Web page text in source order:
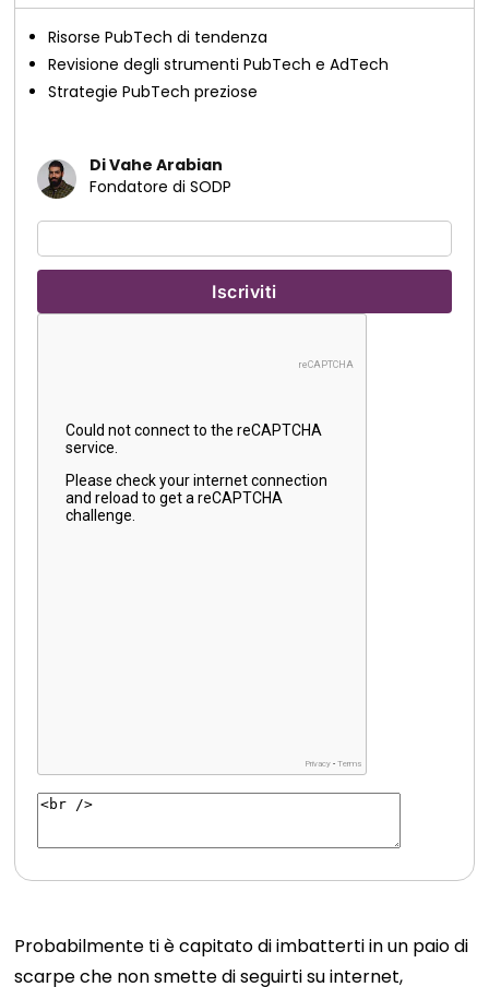
Risorse PubTech di tendenza
Revisione degli strumenti PubTech e AdTech
Strategie PubTech preziose
Di Vahe Arabian
Fondatore di SODP
Probabilmente ti è capitato di imbatterti in un paio di
scarpe che non smette di seguirti su internet,